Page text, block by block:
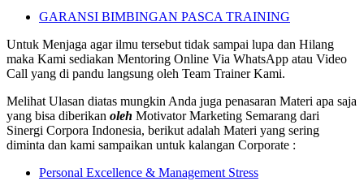
GARANSI BIMBINGAN PASCA TRAINING
Untuk Menjaga agar ilmu tersebut tidak sampai lupa dan Hilang
maka Kami sediakan Mentoring Online Via WhatsApp atau Video
Call yang di pandu langsung oleh Team Trainer Kami.
Melihat Ulasan diatas mungkin Anda juga penasaran Materi apa saja
yang bisa diberikan oleh Motivator Marketing Semarang dari
Sinergi Corpora Indonesia, berikut adalah Materi yang sering
diminta dan kami sampaikan untuk kalangan Corporate :
Personal Excellence & Management Stress